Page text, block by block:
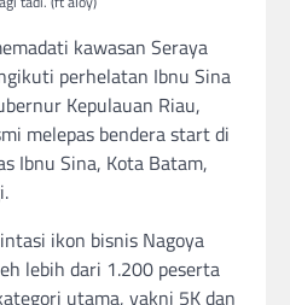
kawasan Seraya
perhelatan Ibnu Sina
Kepulauan Riau,
melepas bendera start di
Ibnu Sina, Kota Batam,
ikon bisnis Nagoya
lebih dari 1.200 peserta
utama, yakni 5K dan